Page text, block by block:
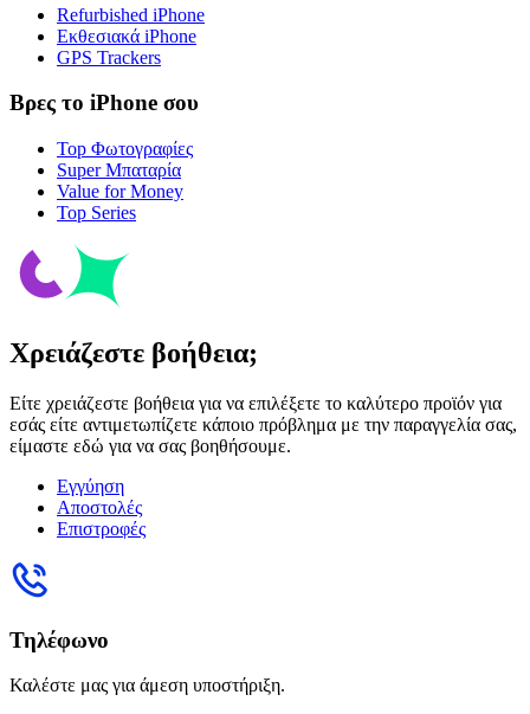
Refurbished iPhone
Εκθεσιακά iPhone
GPS Trackers
Βρες το iPhone σου
Top Φωτογραφίες
Super Μπαταρία
Value for Money
Top Series
Χρειάζεστε βοήθεια;
Είτε χρειάζεστε βοήθεια για να επιλέξετε το καλύτερο προϊόν για
εσάς είτε αντιμετωπίζετε κάποιο πρόβλημα με την παραγγελία σας,
είμαστε εδώ για να σας βοηθήσουμε.
Εγγύηση
Αποστολές
Επιστροφές
Τηλέφωνο
Καλέστε μας για άμεση υποστήριξη.